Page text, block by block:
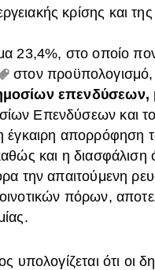
κρίσης και
23,4%, στο οποίο
στον προϋπολογισμό,
επενδύσεων,
Επενδύσεων και
έγκαιρη απορρόφηση
και η
την απαιτούμενη
πόρων,
υπολογίζεται ότι